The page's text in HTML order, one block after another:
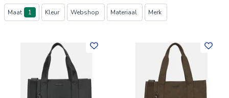
Producten
Maat 1 Kleur Webshop Materiaal Merk